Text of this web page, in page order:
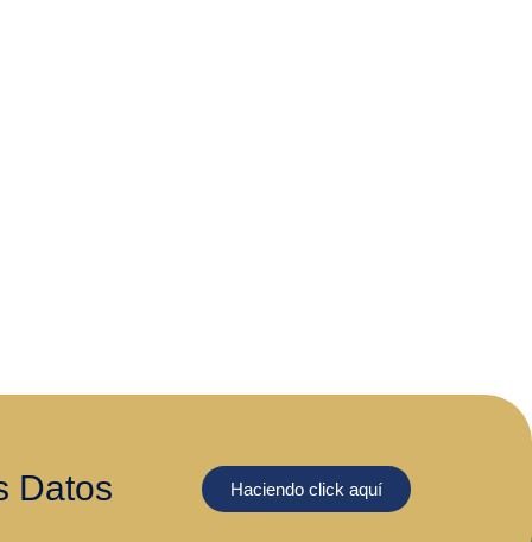
Datos Haciendo click aquí